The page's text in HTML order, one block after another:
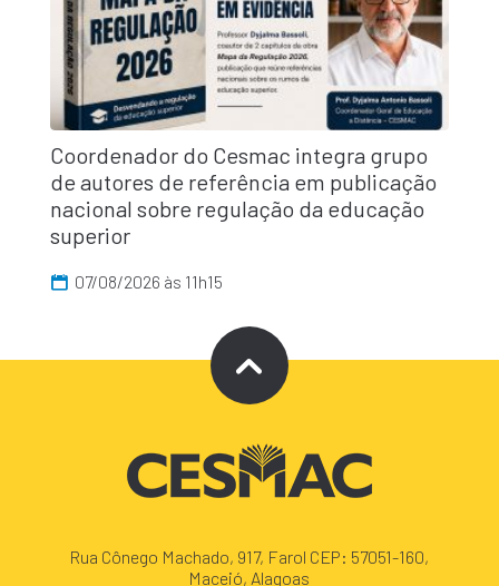
Coordenador do Cesmac integra grupo
de autores de referência em publicação
nacional sobre regulação da educação
superior
07/08/2026 às 11h15
Rua Cônego Machado, 917, Farol CEP: 57051-160,
Maceió, Alagoas